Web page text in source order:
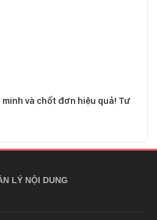
và chốt đơn hiệu quả! Tư
LÝ NỘI DUNG